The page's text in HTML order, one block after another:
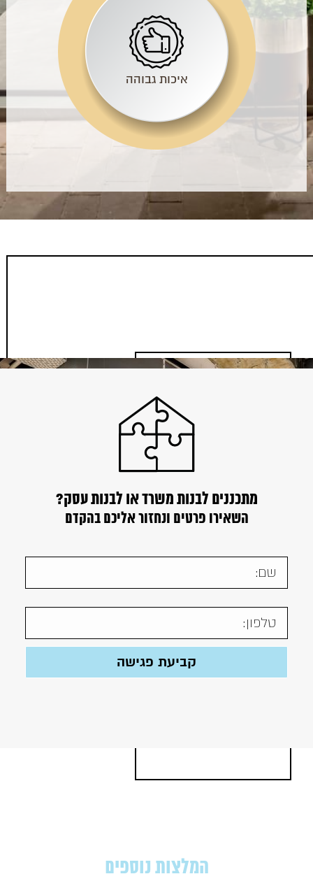
איכות גבוהה
מתכננים לבנות משרד או לבנות עסק?
השאירו פרטים ונחזור אליכם בהקדם
המלצות נוספים